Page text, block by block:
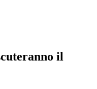
il